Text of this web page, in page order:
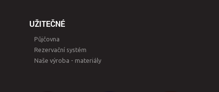
UŽITEČNÉ
Půjčovna
Rezervační systém
Naše výroba - materiály